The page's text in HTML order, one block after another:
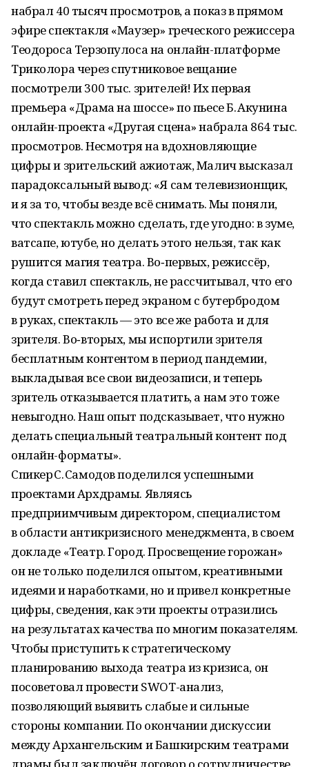
набрал 40 тысяч просмотров, а показ в прямом
эфире спектакля «Маузер» греческого режиссера
Теодороса Терзопулоса на онлайн-платформе
Триколора через спутниковое вещание
посмотрели 300 тыс. зрителей! Их первая
премьера «Драма на шоссе» по пьесе Б. Акунина
онлайн-проекта «Другая сцена» набрала 864 тыс.
просмотров. Несмотря на вдохновляющие
цифры и зрительский ажиотаж, Малич высказал
парадоксальный вывод: «Я сам телевизионщик,
и я за то, чтобы везде всё снимать. Мы поняли,
что спектакль можно сделать, где угодно: в зуме,
ватсапе, ютубе, но делать этого нельзя, так как
рушится магия театра. Во‑первых, режиссёр,
когда ставил спектакль, не рассчитывал, что его
будут смотреть перед экраном с бутербродом
в руках, спектакль — это все же работа и для
зрителя. Во‑вторых, мы испортили зрителя
бесплатным контентом в период пандемии,
выкладывая все свои видеозаписи, и теперь
зритель отказывается платить, а нам это тоже
невыгодно. Наш опыт подсказывает, что нужно
делать специальный театральный контент под
онлайн-форматы».
Спикер С. Самодов поделился успешными
проектами Архдрамы. Являясь
предприимчивым директором, специалистом
в области антикризисного менеджмента, в своем
докладе «Театр. Город. Просвещение горожан»
он не только поделился опытом, креативными
идеями и наработками, но и привел конкретные
цифры, сведения, как эти проекты отразились
на результатах качества по многим показателям.
Чтобы приступить к стратегическому
планированию выхода театра из кризиса, он
посоветовал провести SWOT-анализ,
позволяющий выявить слабые и сильные
стороны компании. По окончании дискуссии
между Архангельским и Башкирским театрами